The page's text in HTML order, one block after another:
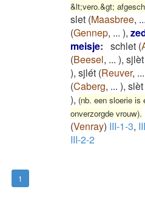
&lt;vero.&gt;
slet (Maasbree, ...
(Gennep, ... ),
meisje: schlet (
(Beesel, ... ), sjlèt
), sjlét (Reuver, ...
(Caberg, ... ), slèt
), (nb. een sloerie is
onverzorgde vrouw).
(Venray) III-1-3,
III-2-2
1